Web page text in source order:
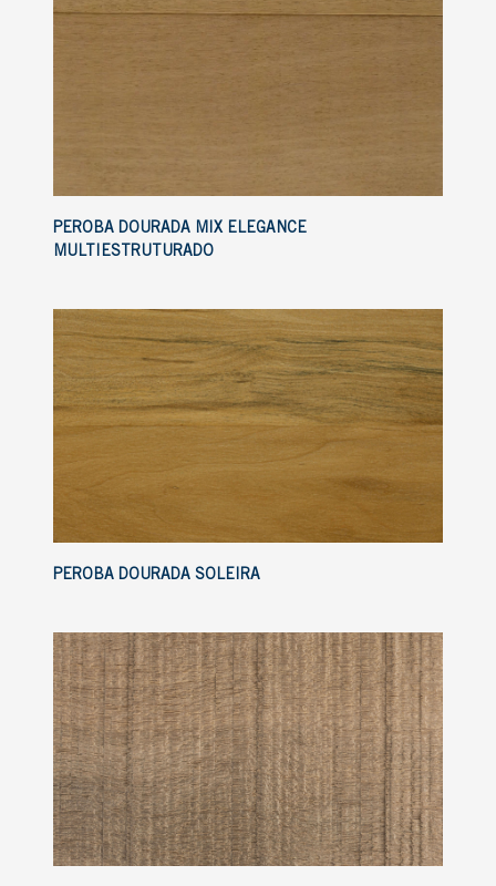
PEROBA DOURADA MIX ELEGANCE
MULTIESTRUTURADO
PEROBA DOURADA SOLEIRA